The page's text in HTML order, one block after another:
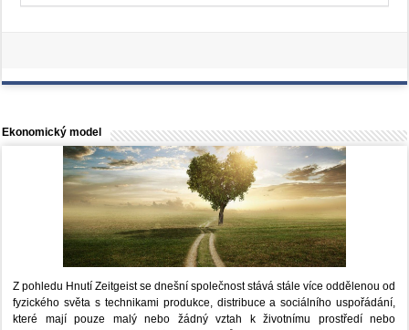
Ekonomický model
Z pohledu Hnutí Zeitgeist se dnešní společnost stává stále více oddělenou od
fyzického světa s technikami produkce, distribuce a sociálního uspořádání,
které mají pouze malý nebo žádný vztah k životnímu prostředí nebo